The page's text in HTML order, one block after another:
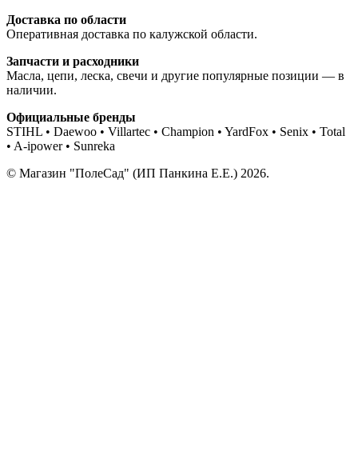
Доставка по области
Оперативная доставка по калужской области.
Запчасти и расходники
Масла, цепи, леска, свечи и другие популярные позиции — в
наличии.
Официальные бренды
STIHL • Daewoo • Villartec • Champion • YardFox • Senix • Total
• A-ipower • Sunreka
© Магазин "ПолеСад" (ИП Панкина Е.Е.) 2026.